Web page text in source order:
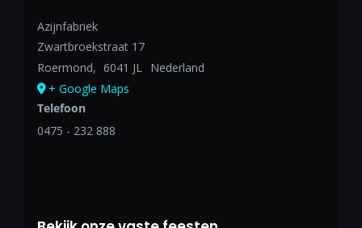
Azijnfabriek
Zwartbroekstraat 17
Roermond, 6041 JL Nederland
+ Google Maps
Telefoon
0475 - 232 888